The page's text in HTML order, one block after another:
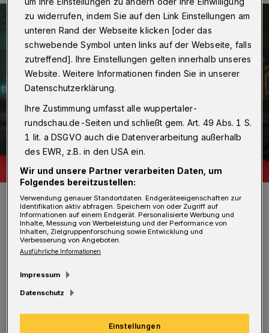
Lino Rossa-Tykwer (li.) und Mark Tykwer (Talflimmern).
Foto: Hojabr Riahi / Film- und Medienstiftung NRW
mit der Spitzensumme von insgesamt einer
zu widerrufen, indem Sie auf den Link Einstellungen am
unteren Rand der Webseite klicken [oder das
schwebende Symbol unten links auf der Webseite, falls
zutreffend]. Ihre Einstellungen gelten innerhalb unseres
Website. Weitere Informationen finden Sie in unserer
Datenschutzerklärung.
Ihre Zustimmung umfasst alle wuppertaler-
rundschau.de-Seiten und schließt gem. Art. 49 Abs. 1 S.
1 lit. a DSGVO auch die Datenverarbeitung außerhalb
des EWR, z.B. in den USA ein.
Wir und unsere Partner verarbeiten Daten, um
Folgendes bereitzustellen:
Verwendung genauer Standortdaten. Endgeräteeigenschaften zur
Identifikation aktiv abfragen. Speichern von oder Zugriff auf
Informationen auf einem Endgerät. Personalisierte Werbung und
Inhalte, Messung von Werbeleistung und der Performance von
Inhalten, Zielgruppenforschung sowie Entwicklung und
Verbesserung von Angeboten.
Ausführliche Informationen
Impressum
Datenschutz
Einstellungen